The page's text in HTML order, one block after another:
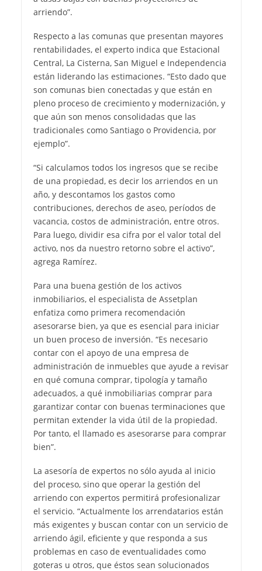
arriendo”.
Respecto a las comunas que presentan mayores
rentabilidades, el experto indica que Estacional
Central, La Cisterna, San Miguel e Independencia
están liderando las estimaciones. “Esto dado que
son comunas bien conectadas y que están en
pleno proceso de crecimiento y modernización, y
que aún son menos consolidadas que las
tradicionales como Santiago o Providencia, por
ejemplo”.
“Si calculamos todos los ingresos que se recibe
de una propiedad, es decir los arriendos en un
año, y descontamos los gastos como
contribuciones, derechos de aseo, períodos de
vacancia, costos de administración, entre otros.
Para luego, dividir esa cifra por el valor total del
activo, nos da nuestro retorno sobre el activo”,
agrega Ramírez.
Para una buena gestión de los activos
inmobiliarios, el especialista de Assetplan
enfatiza como primera recomendación
asesorarse bien, ya que es esencial para iniciar
un buen proceso de inversión. “Es necesario
contar con el apoyo de una empresa de
administración de inmuebles que ayude a revisar
en qué comuna comprar, tipología y tamaño
adecuados, a qué inmobiliarias comprar para
garantizar contar con buenas terminaciones que
permitan extender la vida útil de la propiedad.
Por tanto, el llamado es asesorarse para comprar
bien”.
La asesoría de expertos no sólo ayuda al inicio
del proceso, sino que operar la gestión del
arriendo con expertos permitirá profesionalizar
el servicio. “Actualmente los arrendatarios están
más exigentes y buscan contar con un servicio de
arriendo ágil, eficiente y que responda a sus
problemas en caso de eventualidades como
goteras u otros, que éstos sean solucionados